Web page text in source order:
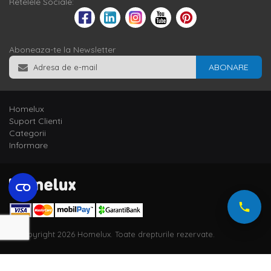
Aboneaza-te la Newsletter
ABONARE
Homelux
Suport Clienti
Categorii
Informare
© Copyright 2026 Homelux. Toate drepturile rezervate.